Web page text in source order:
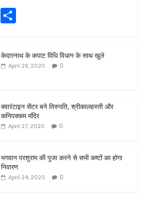
E
m
ai ar
e
केदारनाथ के कपाट विधि विधान के साथ खुले
April 29, 2020 0
क्वारंटाइन सेंटर बने तिरुपति, श्रीकालहस्ती और
कनिपक्कम मंदिर
April 27, 2020 0
भगवान परशुराम की पूजा करने से सभी कष्टों का होगा
निवारण
April 24, 2020 0